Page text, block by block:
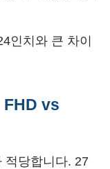
인치와 큰 차이
FHD vs
적당합니다. 27